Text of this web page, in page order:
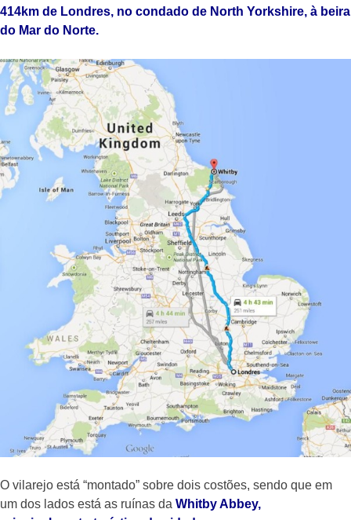
414km de Londres, no condado de North Yorkshire, à beira
do Mar do Norte.
O vilarejo está “montado” sobre dois costões, sendo que em
um dos lados está as ruínas da Whitby Abbey,